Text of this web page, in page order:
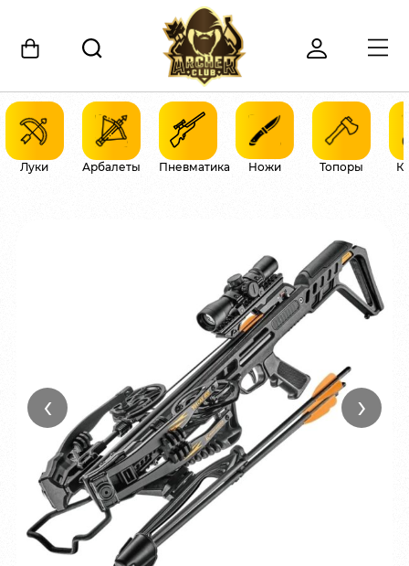
Луки Арбалеты Пневматика Ножи Топоры
‹ ›